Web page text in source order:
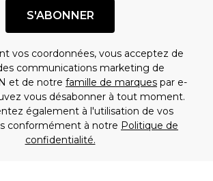
S'ABONNER
vos coordonnées, vous acceptez de
communications marketing de
et de notre famille de marques par e-
vous désabonner à tout moment.
également à l'utilisation de vos
conformément à notre Politique de
confidentialité.